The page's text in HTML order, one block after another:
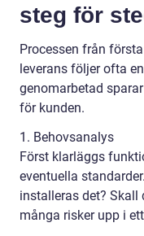
steg för
Processen från
leverans följer ofta
genomarbetad
för kunden.
1. Behovsanalys
Först klarläggs
eventuella
installeras det?
många risker upp i